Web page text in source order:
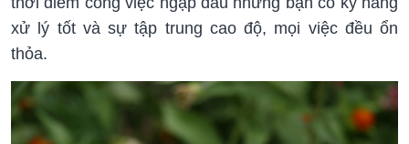
xử lý tốt và sự tập trung cao độ, mọi việc đều ổn
thỏa.